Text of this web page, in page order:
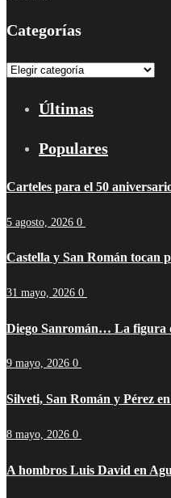
Categorías
Categorías
Últimas
Populares
Carteles para el 50
5 agosto, 2026 0
Castella y San Román tocan
31 mayo, 2026 0
Diego Sanromán… La figura
9 mayo, 2026 0
Silveti, San Román y Pérez
8 mayo, 2026 0
A hombros Luis David en